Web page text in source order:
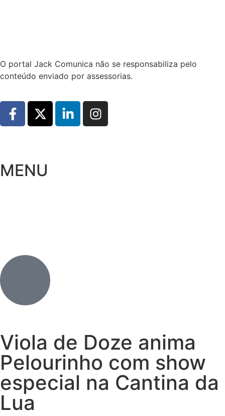
O portal Jack Comunica não se responsabiliza pelo
conteúdo enviado por assessorias.
MENU
Viola de Doze anima
Pelourinho com show
especial na Cantina da
Lua